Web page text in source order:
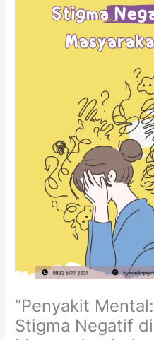
“Penyakit
Stigma Negatif